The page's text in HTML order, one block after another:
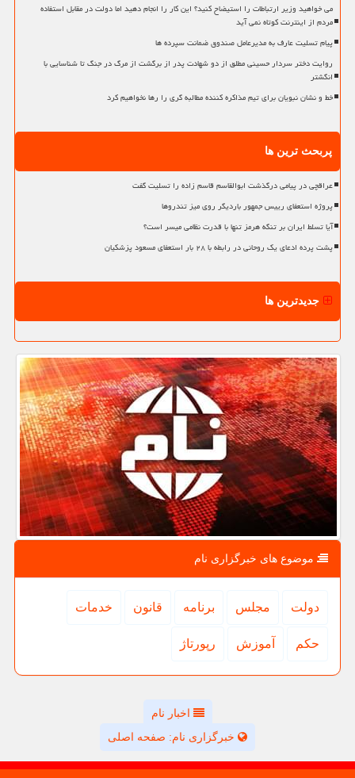
می خواهید وزیر ارتباطات را استیضاح کنید؟ این کار را انجام دهید اما دولت در مقابل استفاده
مردم از اینترنت کوتاه نمی آید
پیام تسلیت عارف به مدیرعامل صندوق ضمانت سپرده ها
روایت دختر سردار حسینی مطلق از دو شهادت پدر از برگشت از مرگ در جنگ تا شناسایی با
انگشتر
خط و نشان نبویان برای تیم مذاکره کننده مطالبه گری را رها نخواهیم کرد
پربحث ترین ها
عراقچی در پیامی درگذشت ابوالقاسم قاسم زاده را تسلیت گفت
پروژه استعفای رییس جمهور باردیگر روی میز تندروها
آیا تسلط ایران بر تنگه هرمز تنها با قدرت نظامی میسر است؟
پشت پرده ادعای یک روحانی در رابطه با ۲۸ بار استعفای مسعود پزشکیان
جدیدترین ها
موضوع های خبرگزاری نام
دولت مجلس برنامه قانون خدمات
حكم آموزش رپورتاژ
اخبار نام
خبرگزاری نام: صفحه اصلی